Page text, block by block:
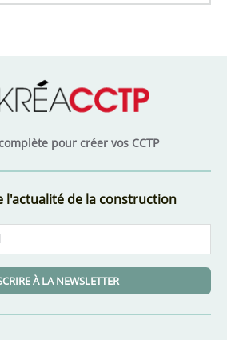
pour créer vos CCTP
l'actualité de la construction
À LA NEWSLETTER